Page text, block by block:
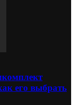
его выбрать